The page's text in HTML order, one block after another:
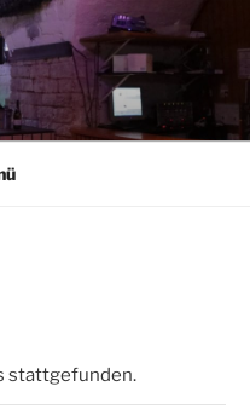
stattgefunden.